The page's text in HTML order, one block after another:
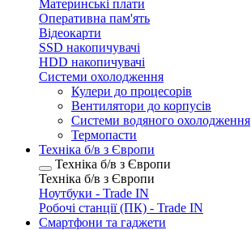
Материнські плати
Оперативна пам'ять
Відеокарти
SSD накопичувачі
HDD накопичувачі
Системи охолодження
Кулери до процесорів
Вентилятори до корпусів
Системи водяного охолодження
Термопасти
Техніка б/в з Європи
Техніка б/в з Європи
Техніка б/в з Європи
Ноутбуки - Trade IN
Робочі станції (ПК) - Trade IN
Смартфони та гаджети